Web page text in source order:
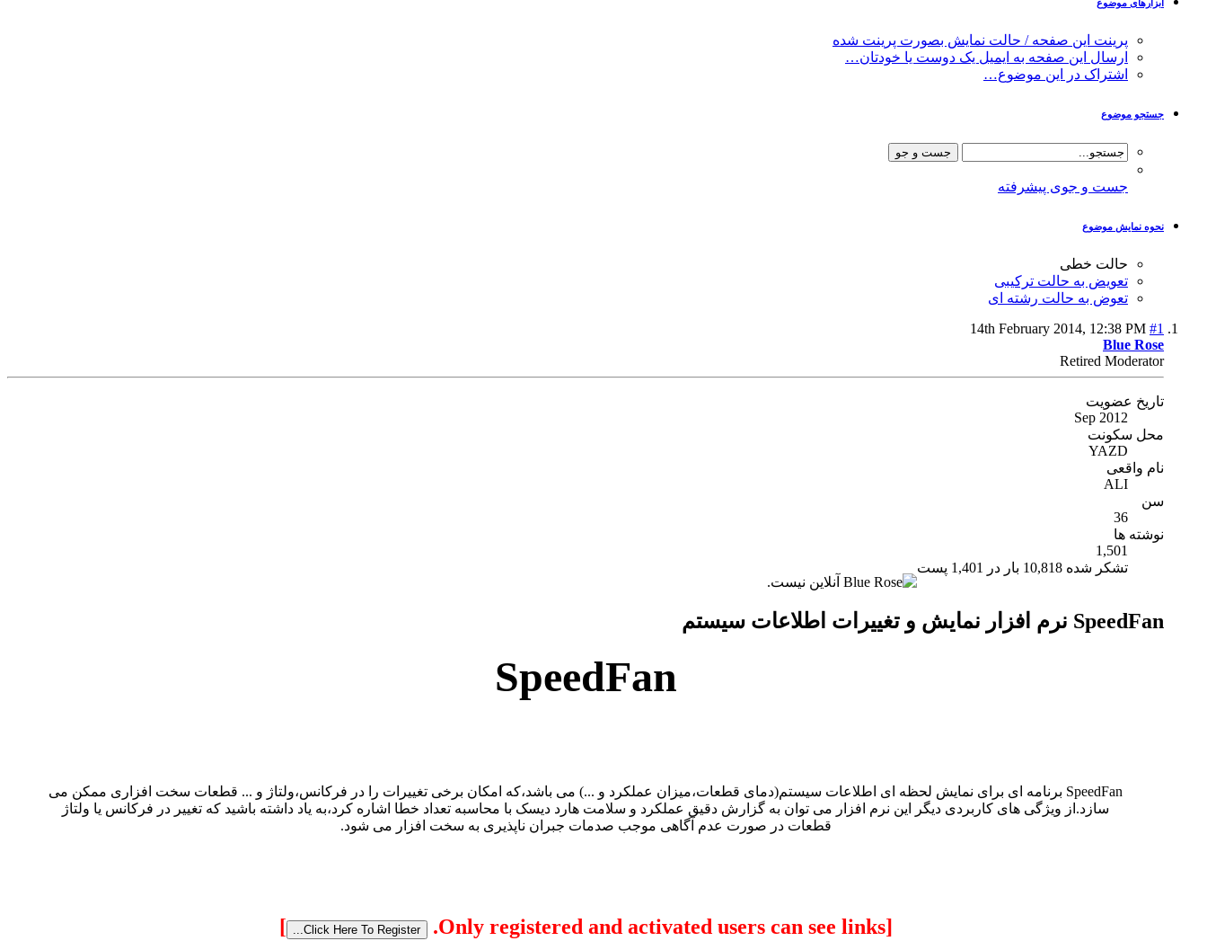
ابزارهای موضوع
پرینت این صفحه / حالت نمایش بصورت پرینت شده
ارسال این صفحه به ایمیل یک دوست یا خودتان…
اشتراک در این موضوع…
جستجو موضوع
جست و جوی پیشرفته
نحوه نمایش موضوع
حالت خطی
تعویض به حالت ترکیبی
تعوض به حالت رشته ای
14th February 2014, 12:38 PM #1
Blue Rose
Retired Moderator
تاریخ عضویت
Sep 2012
محل سکونت
YAZD
نام واقعی
ALI
سن
36
نوشته ها
1,501
تشکر شده 10,818 بار در 1,401 پست
SpeedFan نرم افزار نمایش و تغییرات اطلاعات سیستم
SpeedFan
SpeedFan برنامه ای برای نمایش لحظه ای اطلاعات سیستم(دمای قطعات،میزان عملکرد و ...) می باشد،که امکان برخی تغییرات را در فرکانس،ولتاژ و ... قطعات سخت افزاری ممکن می
سازد.از ویژگی های کاربردی دیگر این نرم افزار می توان به گزارش دقیق عملکرد و سلامت هارد دیسک با محاسبه تعداد خطا اشاره کرد،به یاد داشته باشید که تغییر در فرکانس یا ولتاژ
قطعات در صورت عدم آگاهی موجب صدمات جبران ناپذیری به سخت افزار می شود.
[Only registered and activated users can see links.
]